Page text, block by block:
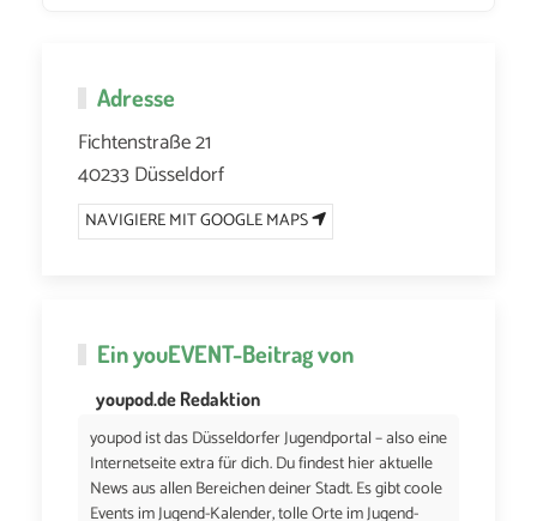
Adresse
Fichtenstraße 21
40233 Düsseldorf
NAVIGIERE MIT GOOGLE MAPS
EinyouEVENT-Beitrag von
youpod.de Redaktion
youpod ist das Düsseldorfer Jugendportal – also eine
Internetseite extra für dich. Du findest hier aktuelle
News aus allen Bereichen deiner Stadt. Es gibt coole
Events im Jugend-Kalender, tolle Orte im Jugend-